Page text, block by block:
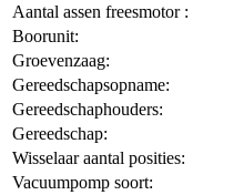
Aantal assen freesmotor :
Boorunit:
Groevenzaag:
Gereedschapsopname:
Gereedschaphouders:
Gereedschap:
Wisselaar aantal posities:
Vacuumpomp soort: